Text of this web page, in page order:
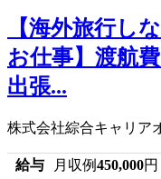
【海外旅行し
お仕事】渡航
出張...
株式会社綜合キャリア
給与 月収例450,000円